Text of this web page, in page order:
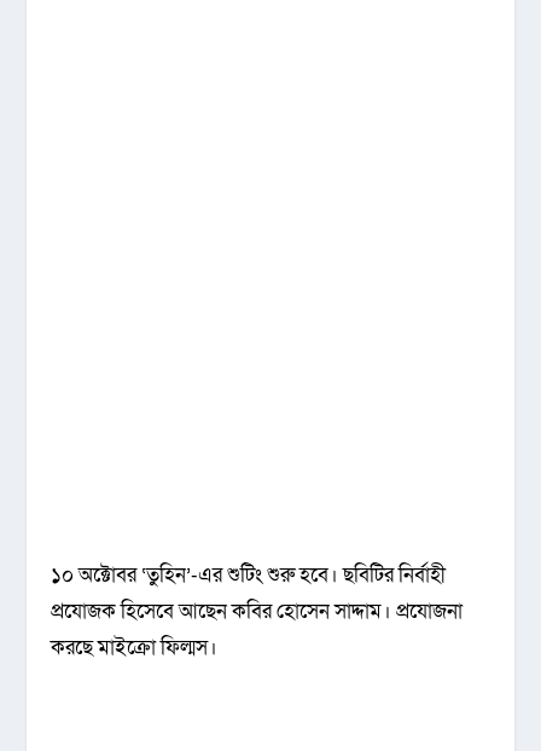
১০ অক্টোবর ‘তুহিন’-এর শুটিং শুরু হবে। ছবিটির নির্বাহী
প্রযোজক হিসেবে আছেন কবির হোসেন সাদ্দাম। প্রযোজনা
করছে মাইক্রো ফিল্মস।